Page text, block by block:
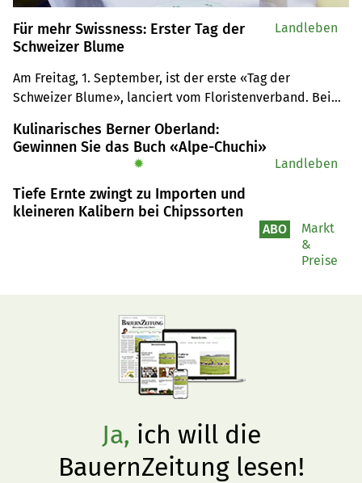
Für mehr Swissness: Erster Tag der
Schweizer Blume
Am Freitag, 1. September, ist der erste «Tag der
Schweizer Blume», lanciert vom Floristenverband. Beim
vergessen.
Landleben
Kulinarisches Berner Oberland:
Gewinnen Sie das Buch «Alpe-Chuchi»
✹ Landleben
Tiefe Ernte zwingt zu Importen und
kleineren Kalibern bei Chipssorten
ABO
Markt
&
Preise
Ja, ich will die
BauernZeitung lesen!